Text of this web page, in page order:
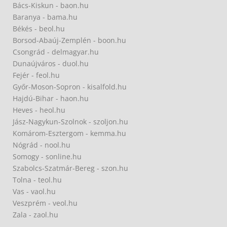
Bács-Kiskun - baon.hu
Baranya - bama.hu
Békés - beol.hu
Borsod-Abaúj-Zemplén - boon.hu
Csongrád - delmagyar.hu
Dunaújváros - duol.hu
Fejér - feol.hu
Győr-Moson-Sopron - kisalfold.hu
Hajdú-Bihar - haon.hu
Heves - heol.hu
Jász-Nagykun-Szolnok - szoljon.hu
Komárom-Esztergom - kemma.hu
Nógrád - nool.hu
Somogy - sonline.hu
Szabolcs-Szatmár-Bereg - szon.hu
Tolna - teol.hu
Vas - vaol.hu
Veszprém - veol.hu
Zala - zaol.hu